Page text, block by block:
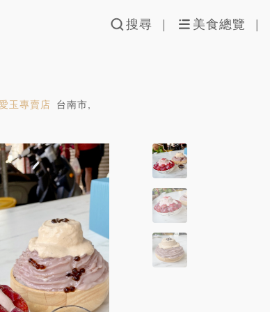
搜尋 美食總覽
玉專賣店 台南市